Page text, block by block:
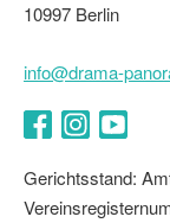
10997 Berlin
info@drama-
Gerichtsstand: